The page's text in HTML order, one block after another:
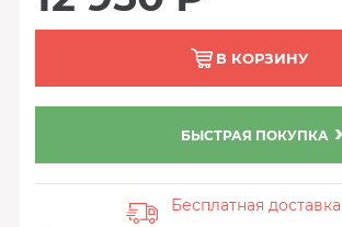
В КОРЗИНУ
БЫСТРАЯ ПОКУПКА
Бесплатная доставка